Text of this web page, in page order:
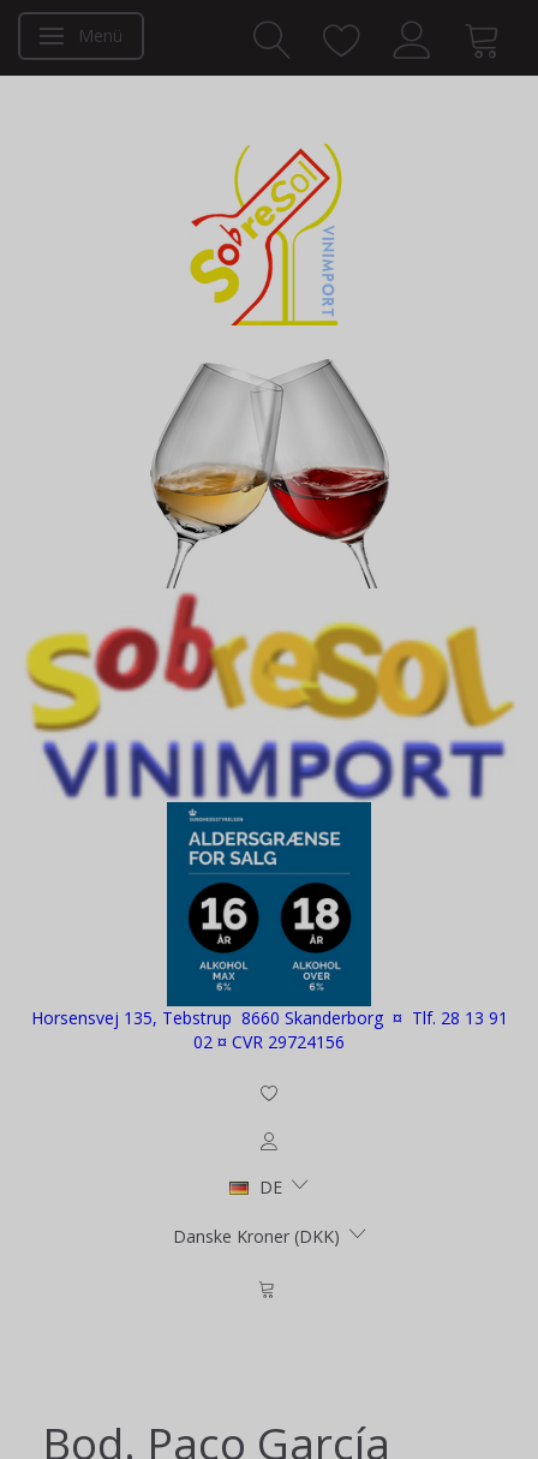
Anzeige ändern
Menü
Horsensvej 135, Tebstrup 8660 Skanderborg ¤ Tlf. 28 13 91
02 ¤ CVR 29724156
DE
Danske Kroner (DKK)
Bod. Paco García